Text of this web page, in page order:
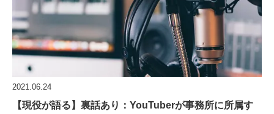
2021.06.24
【現役が語る】裏話あり：YouTuberが事務所に所属す